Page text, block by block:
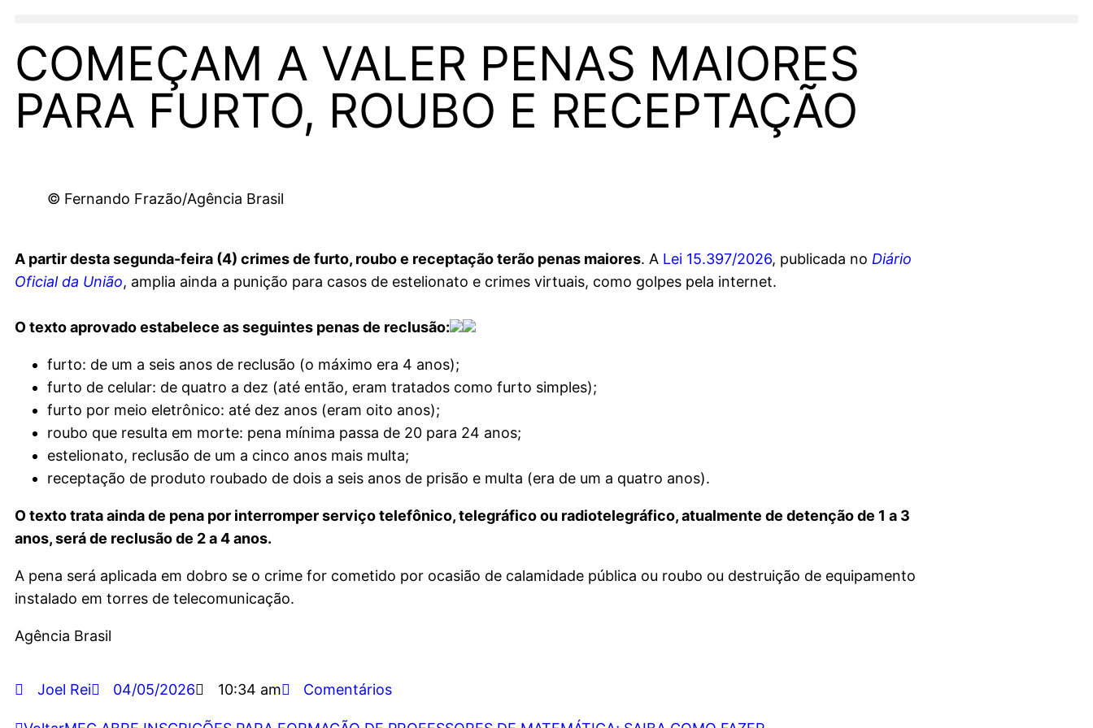
COMEÇAM A VALER PENAS MAIORES
PARA FURTO, ROUBO E RECEPTAÇÃO
© Fernando Frazão/Agência Brasil
A partir desta segunda-feira (4) crimes de furto, roubo e receptação terão penas maiores. A Lei 15.397/2026, publicada no Diário
Oficial da União, amplia ainda a punição para casos de estelionato e crimes virtuais, como golpes pela internet.
O texto aprovado estabelece as seguintes penas de reclusão:
furto: de um a seis anos de reclusão (o máximo era 4 anos);
furto de celular: de quatro a dez (até então, eram tratados como furto simples);
furto por meio eletrônico: até dez anos (eram oito anos);
roubo que resulta em morte: pena mínima passa de 20 para 24 anos;
estelionato, reclusão de um a cinco anos mais multa;
receptação de produto roubado de dois a seis anos de prisão e multa (era de um a quatro anos).
O texto trata ainda de pena por interromper serviço telefônico, telegráfico ou radiotelegráfico, atualmente de detenção de 1 a 3
anos, será de reclusão de 2 a 4 anos.
A pena será aplicada em dobro se o crime for cometido por ocasião de calamidade pública ou roubo ou destruição de equipamento
instalado em torres de telecomunicação.
Agência Brasil
Joel Rei 04/05/2026 10:34 am Comentários